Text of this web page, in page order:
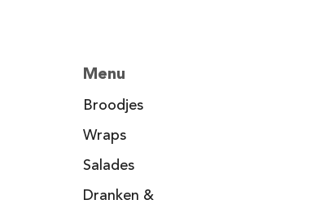
Menu
Broodjes
Wraps
Salades
Dranken &